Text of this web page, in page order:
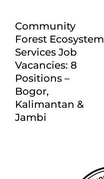
Community
Forest Ecosystem
Services Job
Vacancies: 8
Positions –
Bogor,
Kalimantan &
Jambi